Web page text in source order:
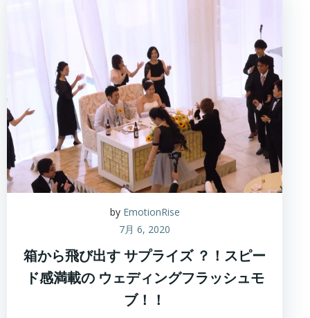
by EmotionRise
7月 6, 2020
箱から飛び出す サプライズ ？！スピー
ド感満載の ウェディングフラッシュモ
ブ！！